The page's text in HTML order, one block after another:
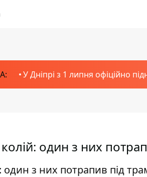
У Дніпрі з 1 липня офіційно
колій: один з них
один з них потрапив під